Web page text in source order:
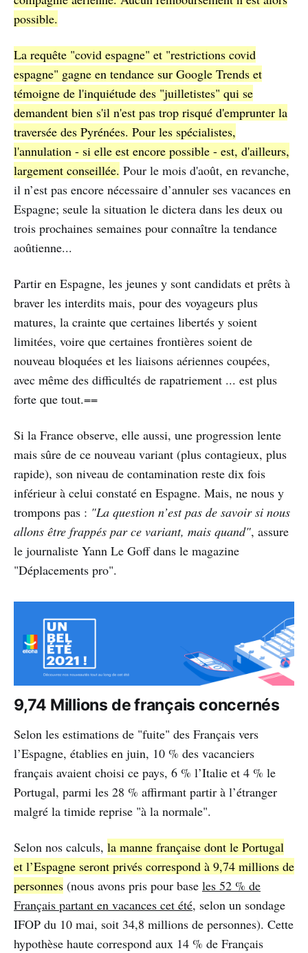
possible.
La requête "covid espagne" et "restrictions covid
espagne" gagne en tendance sur Google Trends et
témoigne de l'inquiétude des "juilletistes" qui se
demandent bien s'il n'est pas trop risqué d'emprunter la
traversée des Pyrénées. Pour les spécialistes,
l'annulation - si elle est encore possible - est, d'ailleurs,
largement conseillée. Pour le mois d'août, en revanche,
il n’est pas encore nécessaire d’annuler ses vacances en
Espagne; seule la situation le dictera dans les deux ou
trois prochaines semaines pour connaître la tendance
aoûtienne...
Partir en Espagne, les jeunes y sont candidats et prêts à
braver les interdits mais, pour des voyageurs plus
matures, la crainte que certaines libertés y soient
limitées, voire que certaines frontières soient de
nouveau bloquées et les liaisons aériennes coupées,
avec même des difficultés de rapatriement ... est plus
forte que tout.==
Si la France observe, elle aussi, une progression lente
mais sûre de ce nouveau variant (plus contagieux, plus
rapide), son niveau de contamination reste dix fois
inférieur à celui constaté en Espagne. Mais, ne nous y
trompons pas : "La question n’est pas de savoir si nous
allons être frappés par ce variant, mais quand", assure
le journaliste Yann Le Goff dans le magazine
"Déplacements pro".
9,74 Millions de français concernés
Selon les estimations de "fuite" des Français vers
l’Espagne, établies en juin, 10 % des vacanciers
français avaient choisi ce pays, 6 % l’Italie et 4 % le
Portugal, parmi les 28 % affirmant partir à l’étranger
malgré la timide reprise "à la normale".
Selon nos calculs, la manne française dont le Portugal
et l’Espagne seront privés correspond à 9,74 millions de
personnes (nous avons pris pour base les 52 % de
Français partant en vacances cet été, selon un sondage
IFOP du 10 mai, soit 34,8 millions de personnes). Cette
hypothèse haute correspond aux 14 % de Français